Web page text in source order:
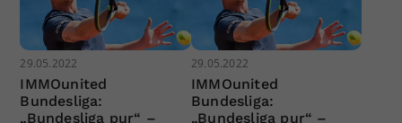
29.05.2022
IMMOunited
Bundesliga:
„Bundesliga pur“ –
29.05.2022
IMMOunited
Bundesliga:
„Bundesliga pur“ –